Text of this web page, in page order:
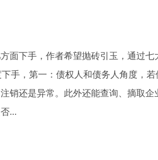
面下手，作者希望抛砖引玉，通过七
，第一：债权人和债务人角度，若
销还是异常。此外还能查询、摘取企
…